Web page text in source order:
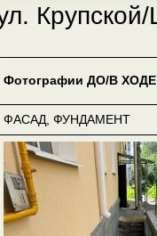
Фотографии ДО/В ХОДЕ
ФАСАД, ФУНДАМЕНТ